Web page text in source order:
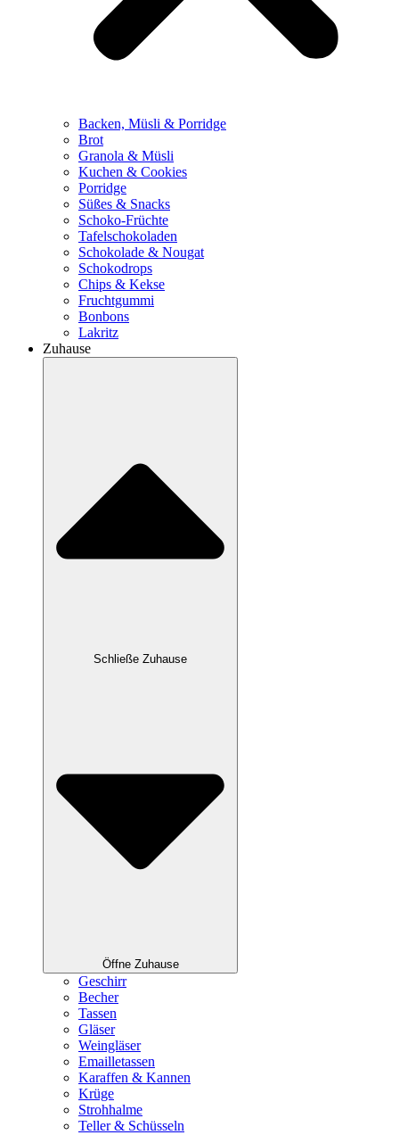
Backen, Müsli & Porridge
Brot
Granola & Müsli
Kuchen & Cookies
Porridge
Süßes & Snacks
Schoko-Früchte
Tafelschokoladen
Schokolade & Nougat
Schokodrops
Chips & Kekse
Fruchtgummi
Bonbons
Lakritz
Zuhause
Schließe Zuhause
Öffne Zuhause
Geschirr
Becher
Tassen
Gläser
Weingläser
Emailletassen
Karaffen & Kannen
Krüge
Strohhalme
Teller & Schüsseln